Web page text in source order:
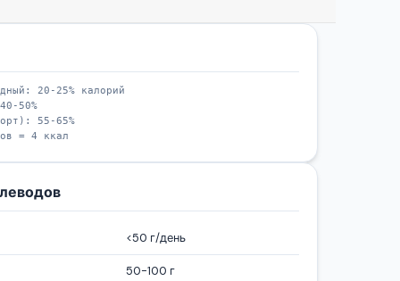
20-25% калорий
50%
55-65%
= 4 ккал
<50 г/день
50-100 г